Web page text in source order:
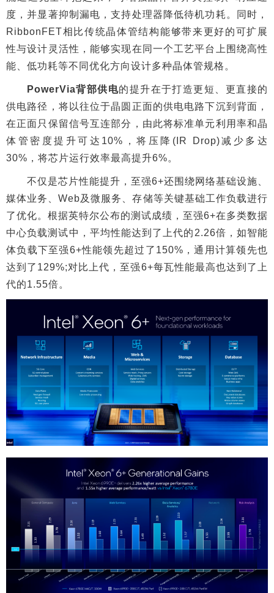
度，并显著抑制漏电，支持处理器降低待机功耗。同时，
RibbonFET相比传统晶体管结构能够带来更好的可扩展
性与设计灵活性，能够实现在同一个工艺平台上围绕高性
能、低功耗等不同优化方向设计多种晶体管规格。
PowerVia背部供电的提升在于打造更短、更直接的
供电路径，将以往位于晶圆正面的供电电路下沉到背面，
在正面只保留信号互连部分，由此将标准单元利用率和晶
体管密度提升可达10%，将压降(IR Drop)减少多达
30%，将芯片运行效率最高提升6%。
不仅是芯片性能提升，至强6+还围绕网络基础设施、
媒体业务、Web及微服务、存储等关键基础工作负载进行
了优化。根据英特尔公布的测试成绩，至强6+在多类数据
中心负载测试中，平均性能达到了上代的2.26倍，如智能
体负载下至强6+性能领先超过了150%，通用计算领先也
达到了129%;对比上代，至强6+每瓦性能最高也达到了上
代的1.55倍。